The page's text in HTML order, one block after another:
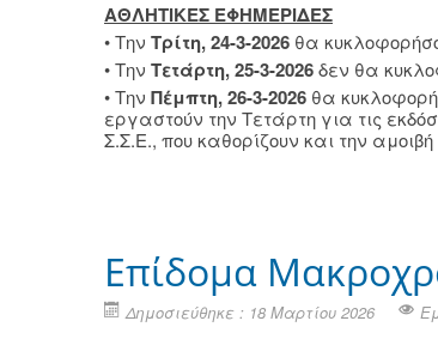
ΑΘΛΗΤΙΚΕΣ ΕΦΗΜΕΡΙΔΕΣ
• Την Τρίτη, 24-3-2026 θα
• Την Τετάρτη, 25-3-2026δεν θα
• Την Πέμπτη, 26-3-2026 θα
εργαστούν την Τετάρτη για τις
Σ.Σ.Ε., που καθορίζουν και την
Επίδομα
Δημοσιεύθηκε : 18 Μαρτίου 2026